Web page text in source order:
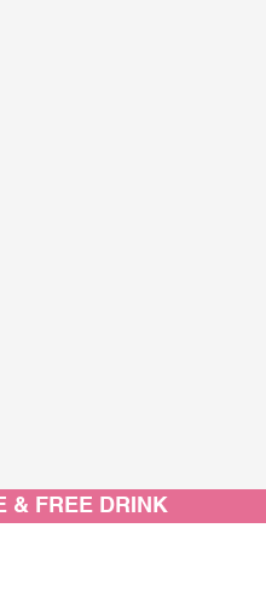
& FREE DRINK